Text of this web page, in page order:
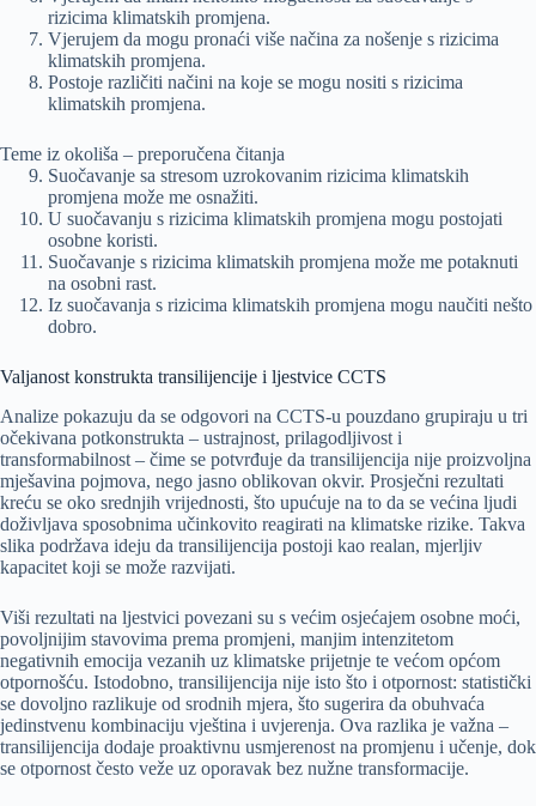
rizicima klimatskih promjena.
Vjerujem da mogu pronaći više načina za nošenje s rizicima
klimatskih promjena.
Postoje različiti načini na koje se mogu nositi s rizicima
klimatskih promjena.
Teme iz okoliša – preporučena čitanja
Suočavanje sa stresom uzrokovanim rizicima klimatskih
promjena može me osnažiti.
U suočavanju s rizicima klimatskih promjena mogu postojati
osobne koristi.
Suočavanje s rizicima klimatskih promjena može me potaknuti
na osobni rast.
Iz suočavanja s rizicima klimatskih promjena mogu naučiti nešto
dobro.
Valjanost konstrukta transilijencije i ljestvice CCTS
Analize pokazuju da se odgovori na CCTS-u pouzdano grupiraju u tri
očekivana potkonstrukta – ustrajnost, prilagodljivost i
transformabilnost – čime se potvrđuje da transilijencija nije proizvoljna
mješavina pojmova, nego jasno oblikovan okvir. Prosječni rezultati
kreću se oko srednjih vrijednosti, što upućuje na to da se većina ljudi
doživljava sposobnima učinkovito reagirati na klimatske rizike. Takva
slika podržava ideju da transilijencija postoji kao realan, mjerljiv
kapacitet koji se može razvijati.
Viši rezultati na ljestvici povezani su s većim osjećajem osobne moći,
povoljnijim stavovima prema promjeni, manjim intenzitetom
negativnih emocija vezanih uz klimatske prijetnje te većom općom
otpornošću. Istodobno, transilijencija nije isto što i otpornost: statistički
se dovoljno razlikuje od srodnih mjera, što sugerira da obuhvaća
jedinstvenu kombinaciju vještina i uvjerenja. Ova razlika je važna –
transilijencija dodaje proaktivnu usmjerenost na promjenu i učenje, dok
se otpornost često veže uz oporavak bez nužne transformacije.